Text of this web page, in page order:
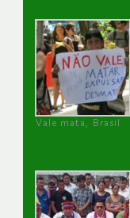
Vale mata, Brasil